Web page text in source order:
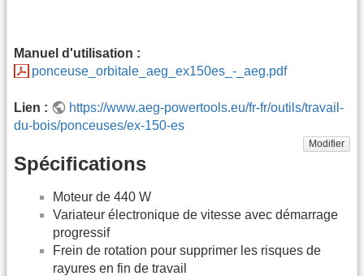
Manuel d'utilisation :
ponceuse_orbitale_aeg_ex150es_-_aeg.pdf
Lien :
https://www.aeg-powertools.eu/fr-fr/outils/travail-
du-bois/ponceuses/ex-150-es
Modifier
Spécifications
Moteur de 440 W
Variateur électronique de vitesse avec démarrage
progressif
Frein de rotation pour supprimer les risques de
rayures en fin de travail